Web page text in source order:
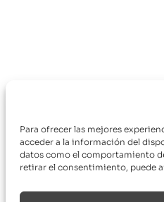
Para ofrecer las mejores
acceder a la información del
datos como el comportamiento
retirar el consentimiento, puede